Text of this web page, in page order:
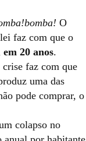
O
faz com que o
em 20 anos.
faz com que
uma das
pode comprar, o
colapso no